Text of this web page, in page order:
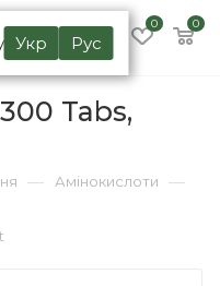
Укр Рус
0 0
Tabs,
— Амінокислоти —